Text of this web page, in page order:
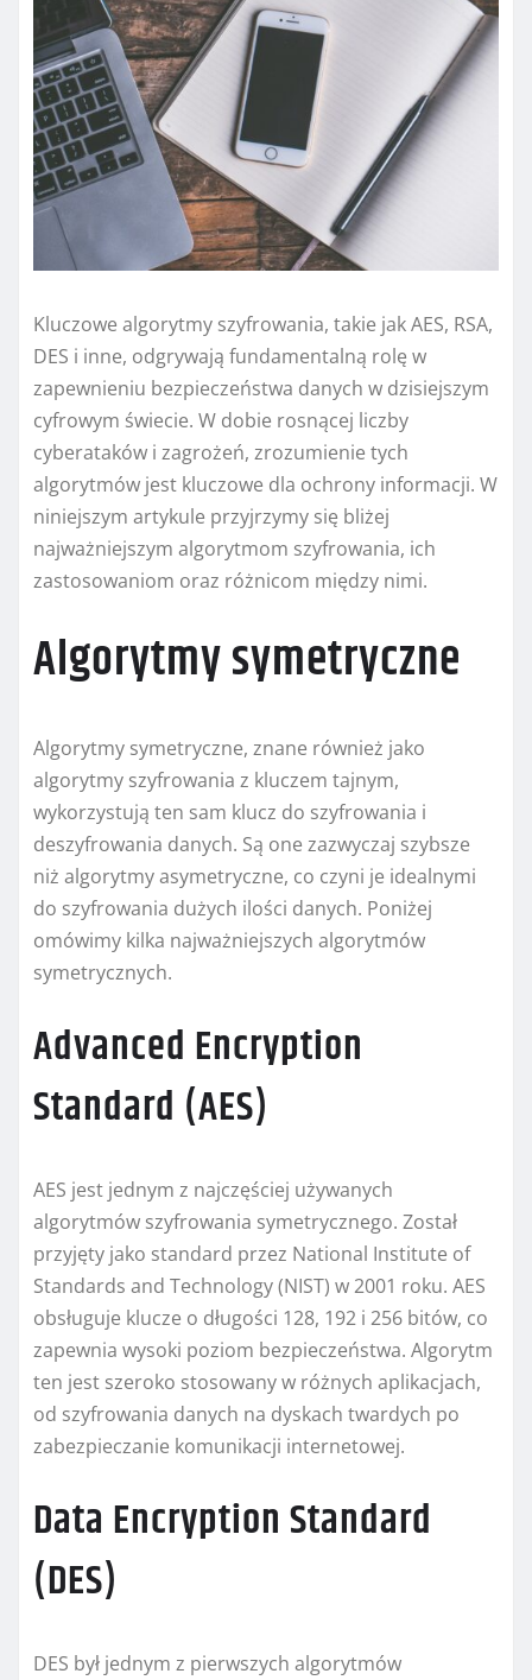
Kluczowe algorytmy szyfrowania, takie jak AES, RSA,
DES i inne, odgrywają fundamentalną rolę w
zapewnieniu bezpieczeństwa danych w dzisiejszym
cyfrowym świecie. W dobie rosnącej liczby
cyberataków i zagrożeń, zrozumienie tych
algorytmów jest kluczowe dla ochrony informacji. W
niniejszym artykule przyjrzymy się bliżej
najważniejszym algorytmom szyfrowania, ich
zastosowaniom oraz różnicom między nimi.
Algorytmy symetryczne
Algorytmy symetryczne, znane również jako
algorytmy szyfrowania z kluczem tajnym,
wykorzystują ten sam klucz do szyfrowania i
deszyfrowania danych. Są one zazwyczaj szybsze
niż algorytmy asymetryczne, co czyni je idealnymi
do szyfrowania dużych ilości danych. Poniżej
omówimy kilka najważniejszych algorytmów
symetrycznych.
Advanced Encryption
Standard (AES)
AES jest jednym z najczęściej używanych
algorytmów szyfrowania symetrycznego. Został
przyjęty jako standard przez National Institute of
Standards and Technology (NIST) w 2001 roku. AES
obsługuje klucze o długości 128, 192 i 256 bitów, co
zapewnia wysoki poziom bezpieczeństwa. Algorytm
ten jest szeroko stosowany w różnych aplikacjach,
od szyfrowania danych na dyskach twardych po
zabezpieczanie komunikacji internetowej.
Data Encryption Standard
(DES)
DES był jednym z pierwszych algorytmów